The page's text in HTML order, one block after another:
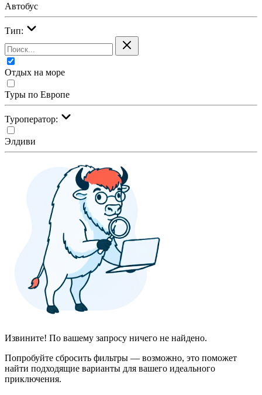
Автобус
Тип:
Отдых на море
Туры по Европе
Туроператор:
Элдиви
Извините! По вашему запросу ничего не найдено.
Попробуйте сбросить фильтры — возможно, это поможет
найти подходящие варианты для вашего идеального
приключения.